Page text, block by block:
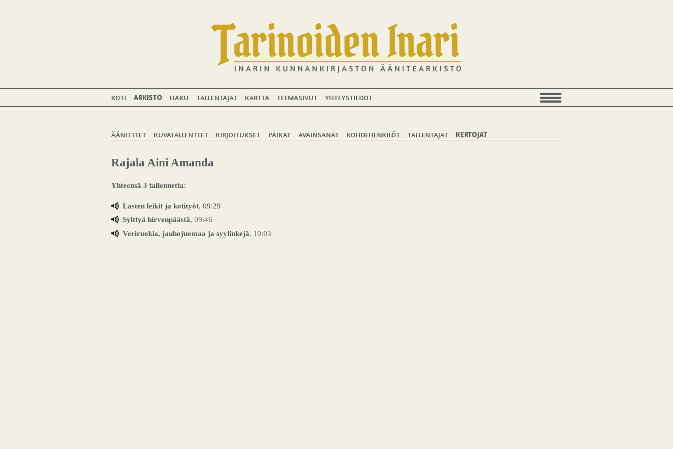
KOTI ARKISTO HAKU TALLENTAJAT KARTTA TEEMASIVUT YHTEYSTIEDOT
ÄÄNITTEET KUVATALLENTEET KIRJOITUKSET PAIKAT AVAINSANAT KOHDEHENKILÖT TALLENTAJAT KERTOJAT
Rajala Aini Amanda
Yhteensä 3 tallennetta:
Lasten leikit ja kotityöt, 09:29
Sylttyä hirvenpäästä, 09:46
Veriruokia, jauhojuomaa ja syylinkejä, 10:03